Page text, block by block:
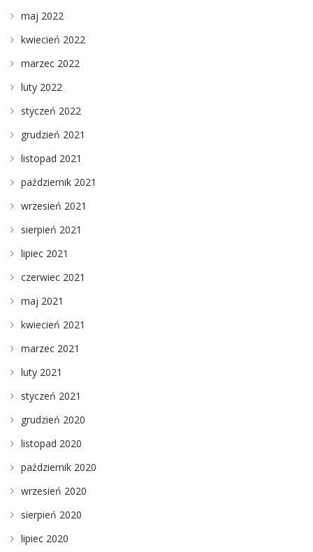
maj 2022
kwiecień 2022
marzec 2022
luty 2022
styczeń 2022
grudzień 2021
listopad 2021
październik 2021
wrzesień 2021
sierpień 2021
lipiec 2021
czerwiec 2021
maj 2021
kwiecień 2021
marzec 2021
luty 2021
styczeń 2021
grudzień 2020
listopad 2020
październik 2020
wrzesień 2020
sierpień 2020
lipiec 2020